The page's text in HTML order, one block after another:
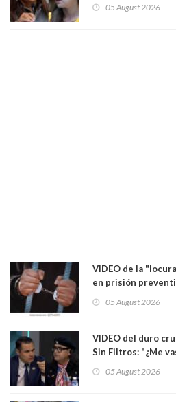
senadoras Camila
05 August 2026
VIDEO de la
en prisión
Los persiguió en
05 August 2026
VIDEO del duro
Sin Filtros: "¿Me
excarabinero que
05 August 2026